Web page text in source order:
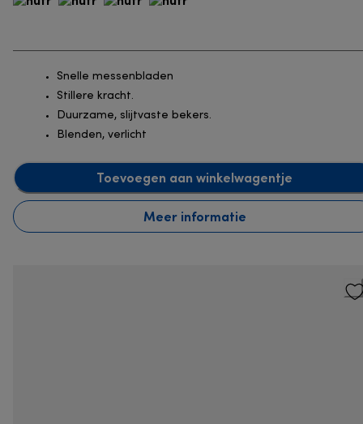
Snelle messenbladen
Stillere kracht.
Duurzame, slijtvaste bekers.
Blenden, verlicht
Toevoegen aan winkelwagentje
Meer informatie